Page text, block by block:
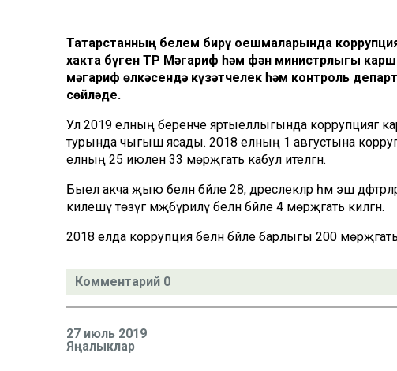
Татарстанның белем бирү оешмаларында
хакта бүген ТР Мәгариф һәм фән министрлыгы
мәгариф өлкәсендә күзәтчелек һәм контроль
сөйләде.
Ул 2019 елның беренче яртыеллыгында коррупциягә
турында чыгыш ясады. 2018 елның 1 августына
елның 25 июленә 33 мөрәҗәгать кабул ителгән.
Быел акча җыю белән бәйле 28, дәреслекләр һәм эш
килешү төзүгә мәҗбүриләү белән бәйле 4 мөрәҗәгать килгән.
2018 елда коррупция белән бәйле барлыгы 200 мөрәҗәгать
Комментарий 0
27 июль 2019
Яңалыклар